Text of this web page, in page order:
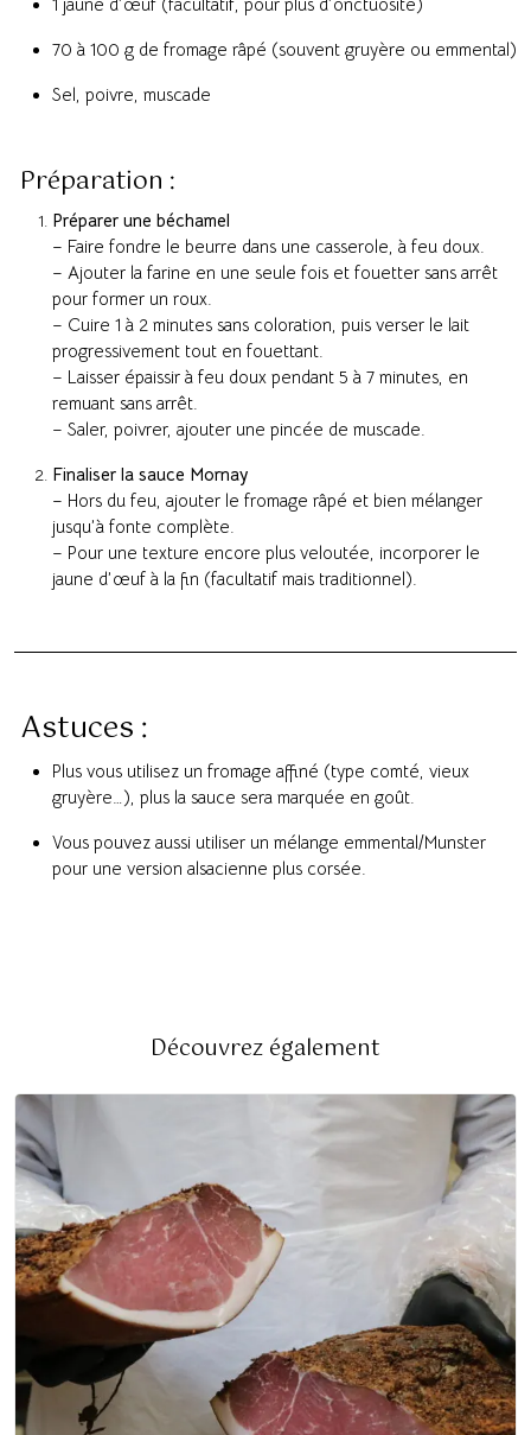
70 à 100 g de fromage râpé (souvent gruyère ou emmental)
Sel, poivre, muscade
Préparation :
Préparer une béchamel
– Faire fondre le beurre dans une casserole, à feu doux.
– Ajouter la farine en une seule fois et fouetter sans arrêt
pour former un roux.
– Cuire 1 à 2 minutes sans coloration, puis verser le lait
progressivement tout en fouettant.
– Laisser épaissir à feu doux pendant 5 à 7 minutes, en
remuant sans arrêt.
– Saler, poivrer, ajouter une pincée de muscade.
Finaliser la sauce Mornay
– Hors du feu, ajouter le fromage râpé et bien mélanger
jusqu’à fonte complète.
– Pour une texture encore plus veloutée, incorporer le
jaune d’œuf à la fin (facultatif mais traditionnel).
Astuces :
Plus vous utilisez un fromage affiné (type comté, vieux
gruyère…), plus la sauce sera marquée en goût.
Vous pouvez aussi utiliser un mélange emmental/Munster
pour une version alsacienne plus corsée.
Découvrez également